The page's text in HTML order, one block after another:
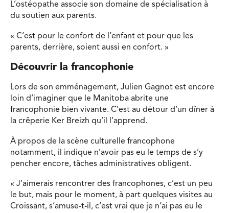
L’ostéopathe associe son domaine de spécialisation à
du soutien aux parents.
« C’est pour le confort de l’enfant et pour que les
parents, derrière, soient aussi en confort. »
Découvrir la francophonie
Lors de son emménagement, Julien Gagnot est encore
loin d’imaginer que le Manitoba abrite une
francophonie bien vivante. C’est au détour d’un dîner à
la crêperie Ker Breizh qu’il l’apprend.
À propos de la scène culturelle francophone
notamment, il indique n’avoir pas eu le temps de s’y
pencher encore, tâches administratives obligent.
« J’aimerais rencontrer des francophones, c’est un peu
le but, mais pour le moment, à part quelques visites au
Croissant, s’amuse-t-il, c’est vrai que je n’ai pas eu le